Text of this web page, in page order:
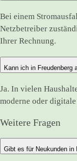
Bei einem
Netzbetreiber
Ihrer Rechnung.
Kann ich in Freudenberg
Ja. In vielen
moderne oder
Weitere Fragen
Gibt es für Neukunden in